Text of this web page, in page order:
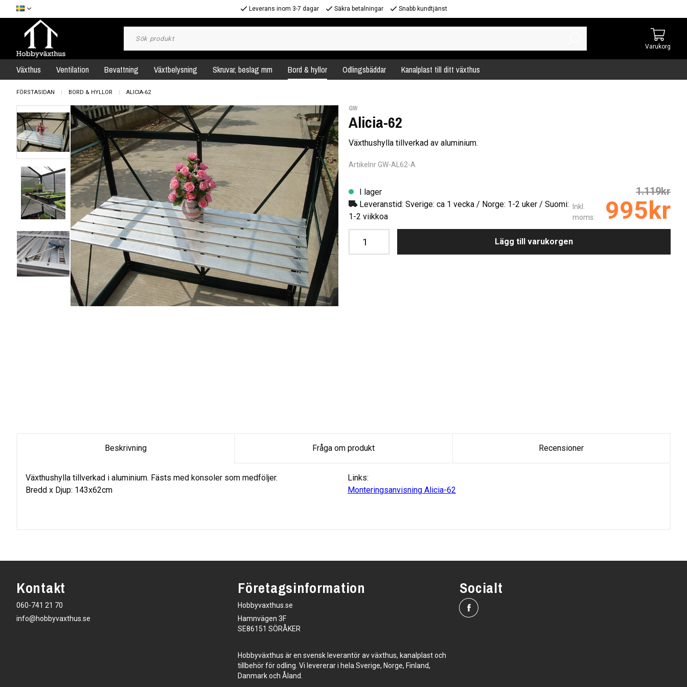
Leverans inom 3-7 dagar Säkra betalningar Snabb kundtjänst
Varukorg
Växthus Ventilation Bevattning Växtbelysning Skruvar, beslag mm Bord & hyllor Odlingsbäddar Kanalplast till ditt växthus
FÖRSTASIDAN BORD & HYLLOR ALICIA-62
GW
Alicia-62
Växthushylla tillverkad av aluminium.
Artikelnr GW-AL62-A
I lager
Leveranstid: Sverige: ca 1 vecka / Norge: 1-2 uker / Suomi:
1-2 viikkoa
Inkl.
moms:
1.119kr
995kr
Lägg till varukorgen
Beskrivning Fråga om produkt Recensioner
Växthushylla tillverkad i aluminium. Fästs med konsoler som medföljer.
Bredd x Djup: 143x62cm
Links:
Monteringsanvisning Alicia-62
Kontakt
060-741 21 70
info@hobbyvaxthus.se
Företagsinformation
Hobbyvaxthus.se
Hamnvägen 3F
SE86151 SÖRÅKER
Hobbyväxthus är en svensk leverantör av växthus, kanalplast och
tillbehör för odling. Vi levererar i hela Sverige, Norge, Finland,
Danmark och Åland.
Socialt